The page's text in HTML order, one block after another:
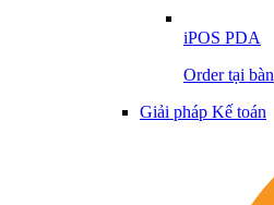
iPOS PDA
Order tại bàn
Giải pháp Kế toán